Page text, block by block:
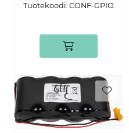
Tuotekoodi: CONF-GPIO